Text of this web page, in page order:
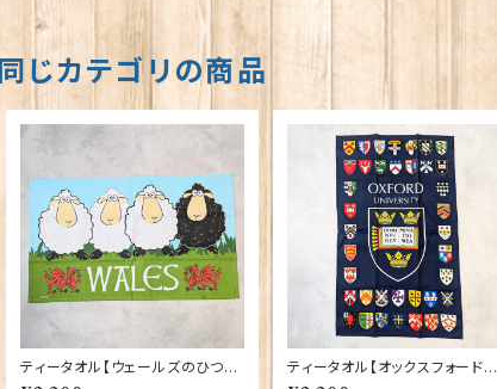
同じカテゴリの商品
ティータオル【ウェールズのひつ
じ】Elgate Products 50001-C
ティータオル【オックスフォード大
学紋章】Elgate Products 500